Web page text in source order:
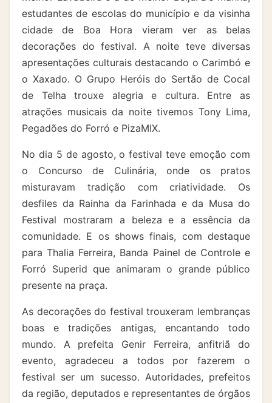
estudantes de escolas do município e da visinha
cidade de Boa Hora vieram ver as belas
decorações do festival. A noite teve diversas
apresentações culturais destacando o Carimbó e
o Xaxado. O Grupo Heróis do Sertão de Cocal
de Telha trouxe alegria e cultura. Entre as
atrações musicais da noite tivemos Tony Lima,
Pegadões do Forró e PizaMIX.
No dia 5 de agosto, o festival teve emoção com
o Concurso de Culinária, onde os pratos
misturavam tradição com criatividade. Os
desfiles da Rainha da Farinhada e da Musa do
Festival mostraram a beleza e a essência da
comunidade. E os shows finais, com destaque
para Thalia Ferreira, Banda Painel de Controle e
Forró Superid que animaram o grande público
presente na praça.
As decorações do festival trouxeram lembranças
boas e tradições antigas, encantando todo
mundo. A prefeita Genir Ferreira, anfitriã do
evento, agradeceu a todos por fazerem o
festival ser um sucesso. Autoridades, prefeitos
da região, deputados e representantes de órgãos